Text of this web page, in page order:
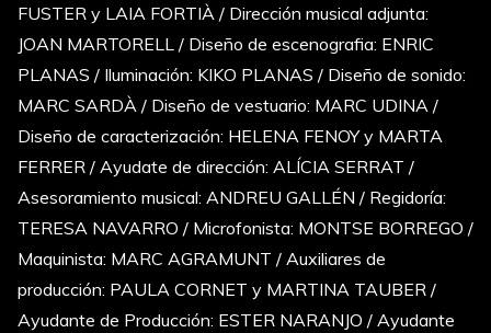
FUSTER y LAIA FORTIÀ / Dirección musical adjunta:
JOAN MARTORELL / Diseño de escenografia: ENRIC
PLANAS / Iluminación: KIKO PLANAS / Diseño de sonido:
MARC SARDÀ / Diseño de vestuario: MARC UDINA /
Diseño de caracterización: HELENA FENOY y MARTA
FERRER / Ayudate de dirección: ALÍCIA SERRAT /
Asesoramiento musical: ANDREU GALLÉN / Regidoría:
TERESA NAVARRO / Microfonista: MONTSE BORREGO /
Maquinista: MARC AGRAMUNT / Auxiliares de
producción: PAULA CORNET y MARTINA TAUBER /
Ayudante de Producción: ESTER NARANJO / Ayudante